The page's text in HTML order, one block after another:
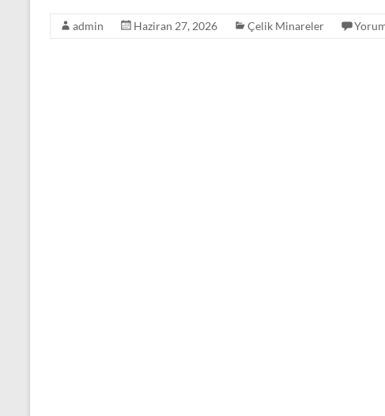
Minare,
admin Haziran 27, 2026 Çelik Minareler